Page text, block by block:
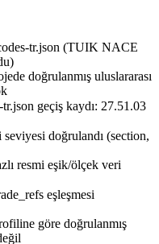
tr.json (TUIK NACE
doğrulanmış uluslararası
geçiş kaydı: 27.51.03
doğrulandı (section,
resmi eşik/ölçek veri
eşleşmesi
göre doğrulanmış